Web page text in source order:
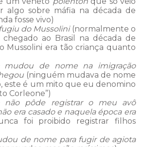
algo sobre máfia na década de
fosse vivo)
do Mussolini(normalmente o
chegado ao Brasil na década de
Mussolini era tão criança quanto
mudou de nome na imigração
(ninguém mudava de nome
este é um mito que eu denomino
Corleone”)
não pôde registrar o meu avô
era casado e naquela época era
foi proibido registrar filhos
de nome para fugir de agiota